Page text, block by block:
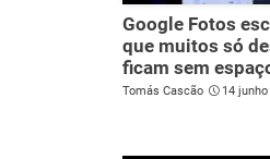
Google Fotos
que muitos só
ficam sem
Tomás Cascão 14